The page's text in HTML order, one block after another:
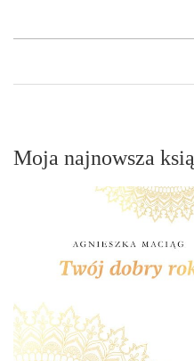
Moja najnowsza